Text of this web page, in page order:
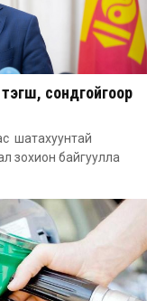
сондгойгоор
шатахуунтай
зохион байгуулла